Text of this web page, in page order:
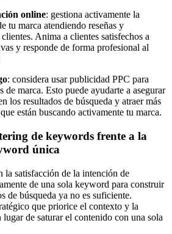
online: gestiona activamente la
tu marca atendiendo reseñas y
Anima a clientes satisfechos a
y responde de forma profesional al
: considera usar publicidad PPC para
de marca. Esto puede ayudarte a asegurar
los resultados de búsqueda y atraer más
están buscando activamente tu marca.
de keywords frente a la
única
la satisfacción de la intención de
de una sola keyword para construir
de búsqueda ya no es suficiente.
que priorice el contexto y la
de saturar el contenido con una sola